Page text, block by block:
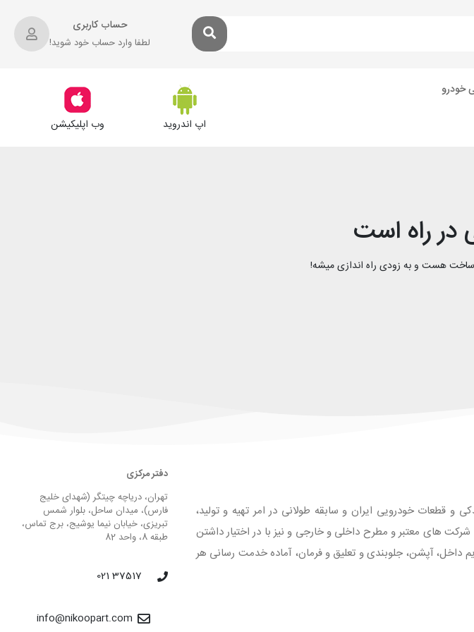
حساب کاربری
لطفا وارد حساب خود شوید!
خودرو
اپ اندروید وب اپلیکیشن
در راه است
ساخت هست و به زودی راه اندازی میشه!
و قطعات خودرویی ایران و سابقه طولانی در امر تهیه و تولید،
های معتبر و مطرح داخلی و خارجی و نیز با در اختیار داشتن
بدنه، تریم داخل، آپشن، جلوبندی و تعلیق و فرمان، آماده خدمت رسانی هر
دفتر مرکزی
تهران، دریاچه چیتگر (شهدای خلیج
فارس)، میدان ساحل، بلوار شمس
تبریزی، خیابان نیما یوشیج، برج تماس،
طبقه 8، واحد 82
37517 021
info@nikoopart.com